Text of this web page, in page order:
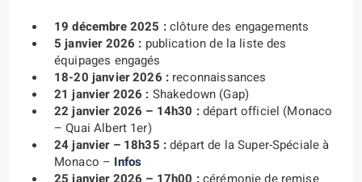
19 décembre 2025 :clôture des engagements
5 janvier 2026 : publication de la liste des
équipages engagés
18-20 janvier 2026 : reconnaissances
21 janvier 2026 : Shakedown (Gap)
22 janvier 2026 – 14h30 :départ officiel (Monaco
– Quai Albert 1er)
24 janvier – 18h35 :départ de la Super-Spéciale à
Monaco – Infos